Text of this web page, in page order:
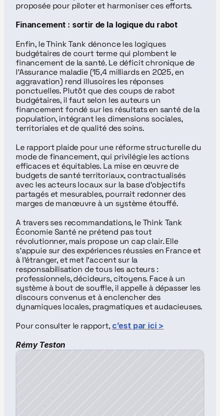
proposée pour piloter et harmoniser ces efforts.
Financement : sortir de la logique du rabot
Enfin, le Think Tank dénonce les logiques
budgétaires de court terme qui plombent le
financement de la santé. Le déficit chronique de
l’Assurance maladie (15,4 milliards en 2025, en
aggravation) rend illusoires les réponses
ponctuelles. Plutôt que des coups de rabot
budgétaires, il faut selon les auteurs un
financement fondé sur les résultats en santé de la
population, intégrant les dimensions sociales,
territoriales et de qualité des soins.
Le rapport plaide pour une réforme structurelle du
mode de financement, qui privilégie les actions
efficaces et équitables. La mise en œuvre de
budgets de santé territoriaux, contractualisés
avec les acteurs locaux sur la base d’objectifs
partagés et mesurables, pourrait redonner des
marges de manœuvre à un système étouffé.
A travers ses recommandations, le Think Tank
Économie Santé ne prétend pas tout
révolutionner, mais propose un cap clair. Elle
s’appuie sur des expériences réussies en France et
à l’étranger, et met l’accent sur la
responsabilisation de tous les acteurs :
professionnels, décideurs, citoyens. Face à un
système à bout de souffle, il appelle à dépasser les
discours convenus et à enclencher des
dynamiques locales, pragmatiques et audacieuses.
Pour consulter le rapport, c’est par ici >
Rémy Teston